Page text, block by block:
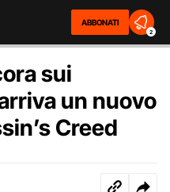
ABBONATI
2
sui
un nuovo
Creed